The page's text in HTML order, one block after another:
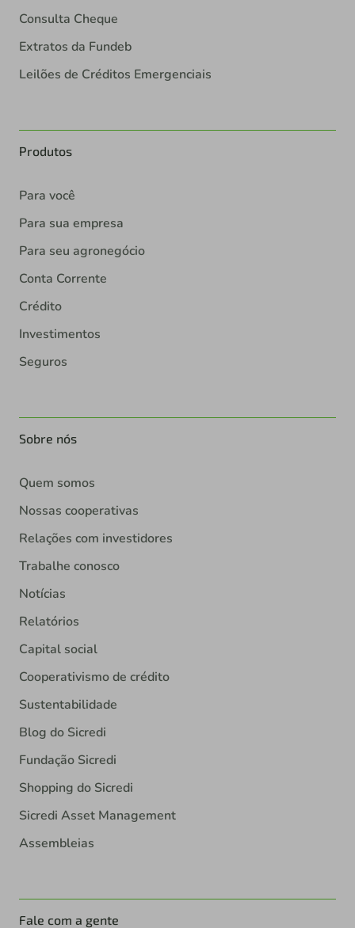
Consulta Cheque
Extratos da Fundeb
Leilões de Créditos Emergenciais
Produtos
Para você
Para sua empresa
Para seu agronegócio
Conta Corrente
Crédito
Investimentos
Seguros
Sobre nós
Quem somos
Nossas cooperativas
Relações com investidores
Trabalhe conosco
Notícias
Relatórios
Capital social
Cooperativismo de crédito
Sustentabilidade
Blog do Sicredi
Fundação Sicredi
Shopping do Sicredi
Sicredi Asset Management
Assembleias
Fale com a gente